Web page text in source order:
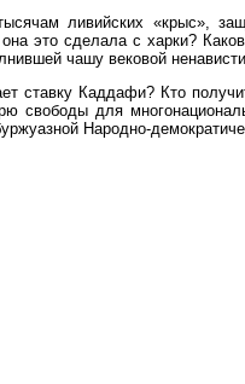
ливийских «крыс»,
это сделала с харки?
чашу вековой
ставку Каддафи? Кто
для
Народно-